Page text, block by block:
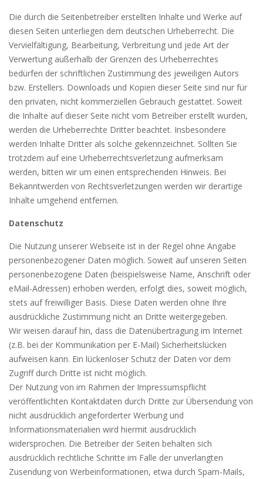
Die durch die Seitenbetreiber erstellten Inhalte und Werke auf
diesen Seiten unterliegen dem deutschen Urheberrecht. Die
Vervielfältigung, Bearbeitung, Verbreitung und jede Art der
Verwertung außerhalb der Grenzen des Urheberrechtes
bedürfen der schriftlichen Zustimmung des jeweiligen Autors
bzw. Erstellers. Downloads und Kopien dieser Seite sind nur für
den privaten, nicht kommerziellen Gebrauch gestattet. Soweit
die Inhalte auf dieser Seite nicht vom Betreiber erstellt wurden,
werden die Urheberrechte Dritter beachtet. Insbesondere
werden Inhalte Dritter als solche gekennzeichnet. Sollten Sie
trotzdem auf eine Urheberrechtsverletzung aufmerksam
werden, bitten wir um einen entsprechenden Hinweis. Bei
Bekanntwerden von Rechtsverletzungen werden wir derartige
Inhalte umgehend entfernen.
Datenschutz
Die Nutzung unserer Webseite ist in der Regel ohne Angabe
personenbezogener Daten möglich. Soweit auf unseren Seiten
personenbezogene Daten (beispielsweise Name, Anschrift oder
eMail-Adressen) erhoben werden, erfolgt dies, soweit möglich,
stets auf freiwilliger Basis. Diese Daten werden ohne Ihre
ausdrückliche Zustimmung nicht an Dritte weitergegeben.
Wir weisen darauf hin, dass die Datenübertragung im Internet
(z.B. bei der Kommunikation per E-Mail) Sicherheitslücken
aufweisen kann. Ein lückenloser Schutz der Daten vor dem
Zugriff durch Dritte ist nicht möglich.
Der Nutzung von im Rahmen der Impressumspflicht
veröffentlichten Kontaktdaten durch Dritte zur Übersendung von
nicht ausdrücklich angeforderter Werbung und
Informationsmaterialien wird hiermit ausdrücklich
widersprochen. Die Betreiber der Seiten behalten sich
ausdrücklich rechtliche Schritte im Falle der unverlangten
Zusendung von Werbeinformationen, etwa durch Spam-Mails,